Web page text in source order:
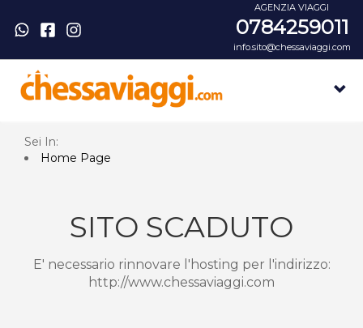
AGENZIA VIAGGI
0784259011
info.sito@chessaviaggi.com
Sei In:
Home Page
SITO SCADUTO
E' necessario rinnovare l'hosting per l'indirizzo:
http://www.chessaviaggi.com